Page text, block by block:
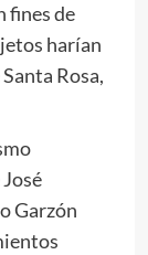
fines de
harían
Rosa,
Garzón